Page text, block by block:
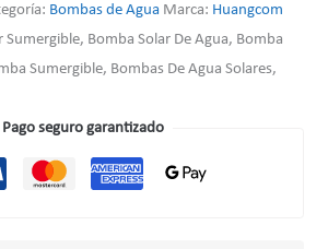
Bombas de Agua Marca: Huangcom
Sumergible, Bomba Solar De Agua, Bomba
Sumergible, Bombas De Agua Solares,
Pago seguro garantizado